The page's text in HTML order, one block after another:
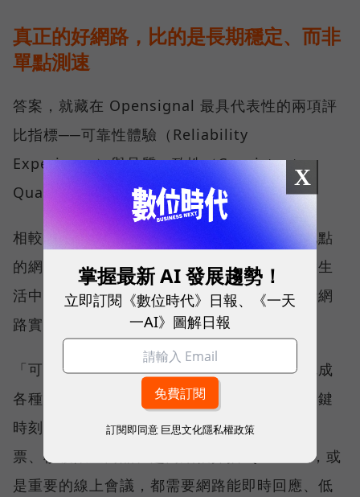
真正的好網路，比的是長期穩定、而非
單點測速
答案，就藏在 Opensignal 最具代表性的兩項評
比指標──可靠性體驗（Reliability
Experience）與品質一致性（Consistent
Quality）。
相較於傳統下載速度只反映單一時間、單一地點
的網路表現，這兩項指標更重視使用者在真實生
活中的整體體驗，因此也是最能反映電信業者網
路實力、最難取得的獎項。
「可靠性體驗」衡量的是使用者是否能順利完成
各種數位應用，因此，考驗的是網路服務在關鍵
時刻不中斷的能力。例如，搶購熱門演唱會門
票、秒殺限量商品、超商結帳掃描 QR Code，或
是重要的線上會議，都需要網路能即時回應、低
X
掌握最新 AI 發展趨勢！
立即訂閱《數位時代》日報、《一天
一AI》圖解日報
訂閱即同意 巨思文化隱私權政策